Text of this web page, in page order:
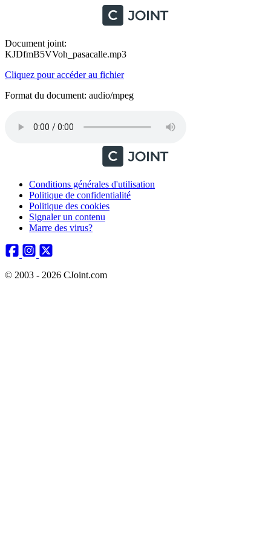
Document joint:
KJDfmB5VVoh_pasacalle.mp3
Cliquez pour accéder au fichier
Format du document: audio/mpeg
Conditions générales d'utilisation
Politique de confidentialité
Politique des cookies
Signaler un contenu
Marre des virus?
© 2003 - 2026 CJoint.com